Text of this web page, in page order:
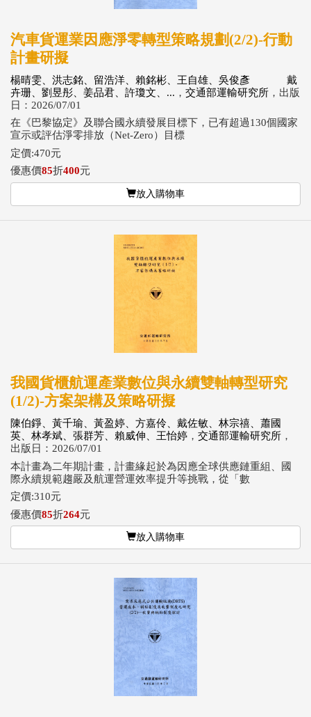
汽車貨運業因應淨零轉型策略規劃(2/2)-行動
計畫研擬
楊晴雯、洪志銘、留浩洋、賴銘彬、王自雄、吳俊彥 戴
卉珊、劉昱彤、姜品君、許瓊文、... ， 交通部運輸研究所 ，出版
日：2026/07/01
在《巴黎協定》及聯合國永續發展目標下，已有超過130個國家
宣示或評估淨零排放（Net-Zero）目標
定價:470元
優惠價85折400元
放入購物車
我國貨櫃航運產業數位與永續雙軸轉型研究
(1/2)-方案架構及策略研擬
陳伯錚、黃千瑜、黃盈婷、方嘉伶、戴佐敏、林宗禧、蕭國
英、林孝斌、張群芳、賴威伸、王怡婷 ， 交通部運輸研究所 ，
出版日：2026/07/01
本計畫為二年期計畫，計畫緣起於為因應全球供應鏈重組、國
際永續規範趨嚴及航運營運效率提升等挑戰，從「數
定價:310元
優惠價85折264元
放入購物車